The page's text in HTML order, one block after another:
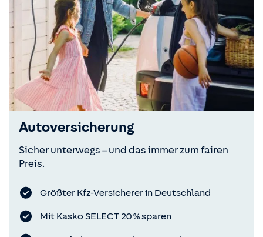
Autoversicherung
Sicher unterwegs – und das immer zum fairen
Preis.
Größter Kfz-Versicherer in Deutschland
Mit Kasko SELECT 20 % sparen